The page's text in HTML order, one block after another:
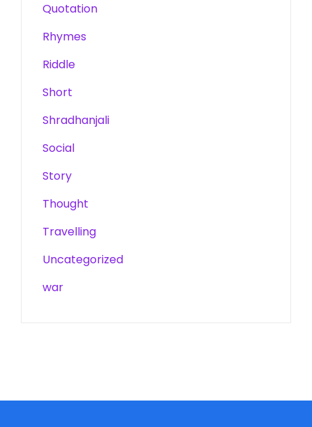
Quotation
Rhymes
Riddle
Short
Shradhanjali
Social
Story
Thought
Travelling
Uncategorized
war